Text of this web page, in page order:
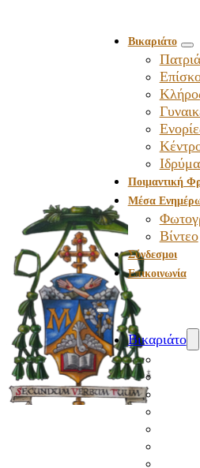
Βικαριάτο
Ποιμαντική
Μέσα
Βίντεο
Σύνδεσμοι
Επικοινωνία
Βικαριάτο